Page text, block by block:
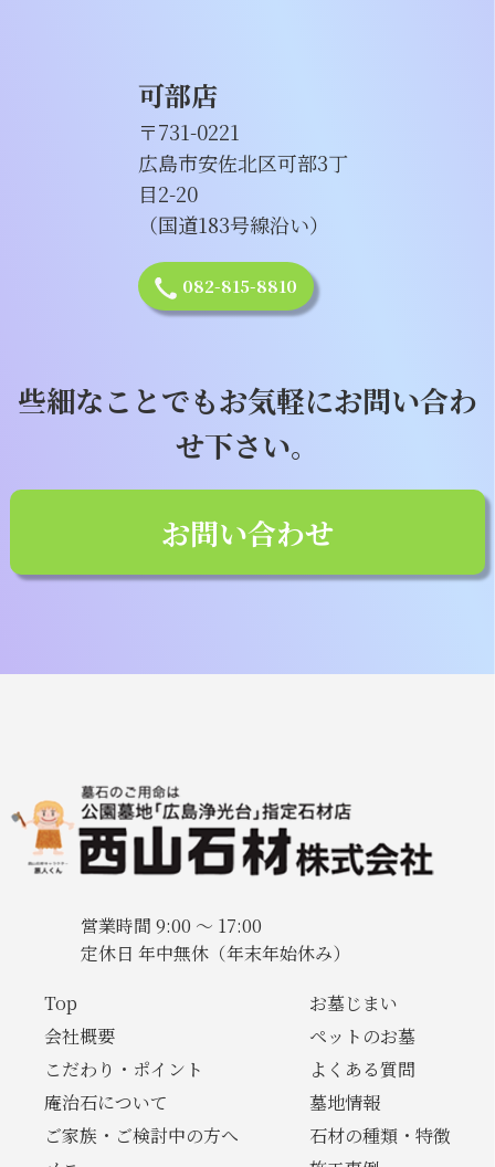
可部店
〒731-0221
広島市安佐北区可部3丁
目2-20
（国道183号線沿い）
082-815-8810
些細なことでもお気軽にお問い合わ
せ下さい。
お問い合わせ
営業時間 9:00 〜 17:00
定休日 年中無休（年末年始休み）
Top
会社概要
こだわり・ポイント
庵治石について
ご家族・ご検討中の方へ
お墓じまい
ペットのお墓
よくある質問
墓地情報
石材の種類・特徴